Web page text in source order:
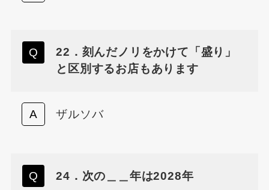
22．刻んだノリをかけて「盛り」
と区別するお店もあります
ザルソバ
24．次の＿＿年は2028年